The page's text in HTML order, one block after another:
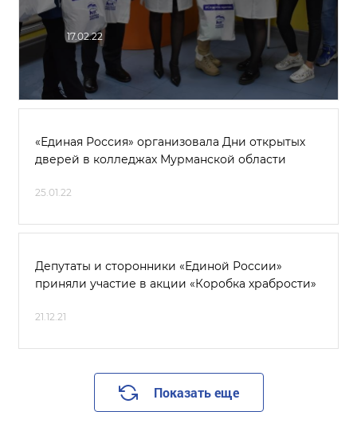
17.02.22
«Единая Россия» организовала Дни открытых
дверей в колледжах Мурманской области
25.01.22
Депутаты и сторонники «Единой России»
приняли участие в акции «Коробка храбрости»
21.12.21
Показать еще